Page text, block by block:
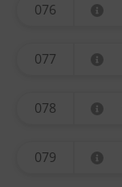
076
077
078
079